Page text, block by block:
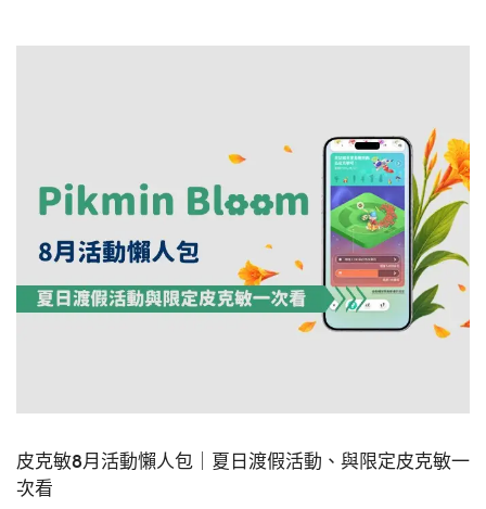
皮克敏8月活動懶人包｜夏日渡假活動、與限定皮克敏一
次看